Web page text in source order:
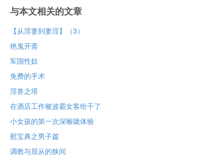
与本文相关的文章
【从淫妻到妻淫】（3）
艳鬼开斋
军国性奴
免费的手术
淫兽之塔
在酒店工作被波霸女客给干了
小女孩的第一次深喉咙体验
慰宝典之男子篇
调教与屈从的狭间